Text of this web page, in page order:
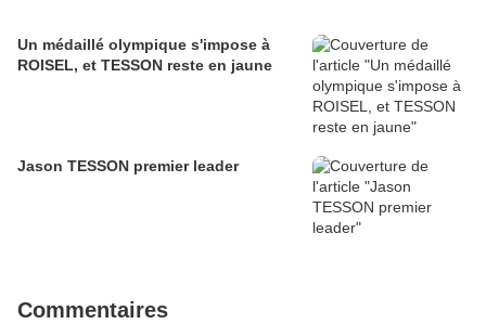
Un médaillé olympique s'impose à
ROISEL, et TESSON reste en jaune
Jason TESSON premier leader
Commentaires